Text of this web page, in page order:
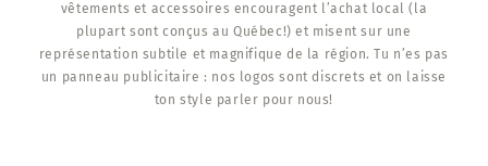
vêtements et accessoires encouragent l’achat local (la
plupart sont conçus au Québec!) et misent sur une
représentation subtile et magnifique de la région. Tu n’es pas
un panneau publicitaire : nos logos sont discrets et on laisse
ton style parler pour nous!